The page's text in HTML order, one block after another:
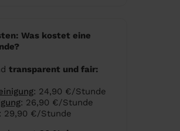
Was kostet eine
transparent und fair:
: 24,90 €/Stunde
: 26,90 €/Stunde
29,90 €/Stunde